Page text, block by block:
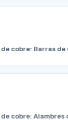
cobre: Barras
cobre: Alambres